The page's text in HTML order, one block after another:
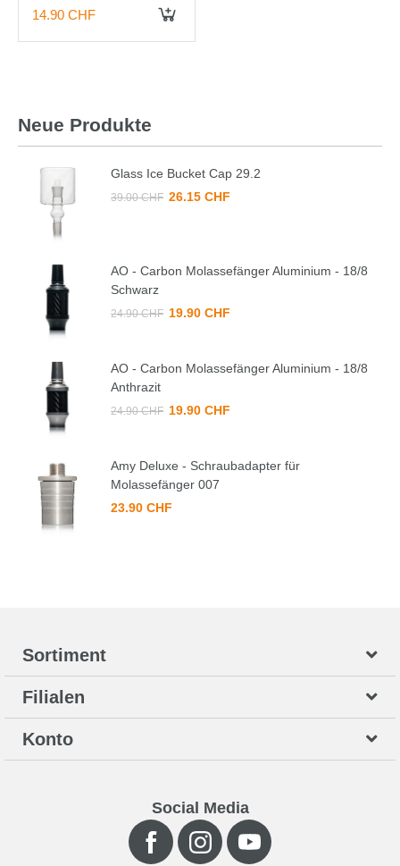
14.90 CHF
Neue Produkte
Glass Ice Bucket Cap 29.2
39.00 CHF 26.15 CHF
AO - Carbon Molassefänger Aluminium - 18/8
Schwarz
24.90 CHF 19.90 CHF
AO - Carbon Molassefänger Aluminium - 18/8
Anthrazit
24.90 CHF 19.90 CHF
Amy Deluxe - Schraubadapter für
Molassefänger 007
23.90 CHF
Sortiment
Filialen
Konto
Social Media